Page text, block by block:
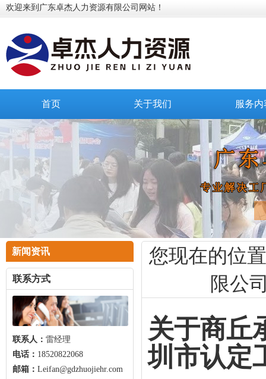
欢迎来到广东卓杰人力资源有限公司网站！
首页 关于我们 服务内
新闻资讯
联系方式
联系人： 雷经理
电话： 18520822068
邮箱： Leifan@gdzhuojiehr.com
您现在的位
限公
关于商丘
圳市认定